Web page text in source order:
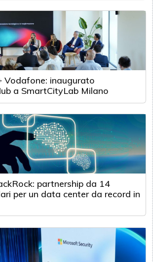
Vodafone: inaugurato
a SmartCityLab Milano
partnership da 14
per un data center da record in